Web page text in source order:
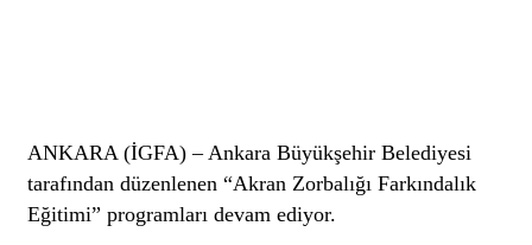
ANKARA (İGFA) – Ankara Büyükşehir Belediyesi
tarafından düzenlenen “Akran Zorbalığı Farkındalık
Eğitimi” programları devam ediyor.